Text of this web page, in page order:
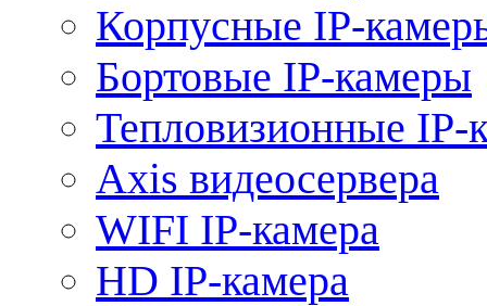
Корпусные IP-
Бортовые IP-камеры
Тепловизионные IP-
Axis видеосервера
WIFI IP-камера
HD IP-камера